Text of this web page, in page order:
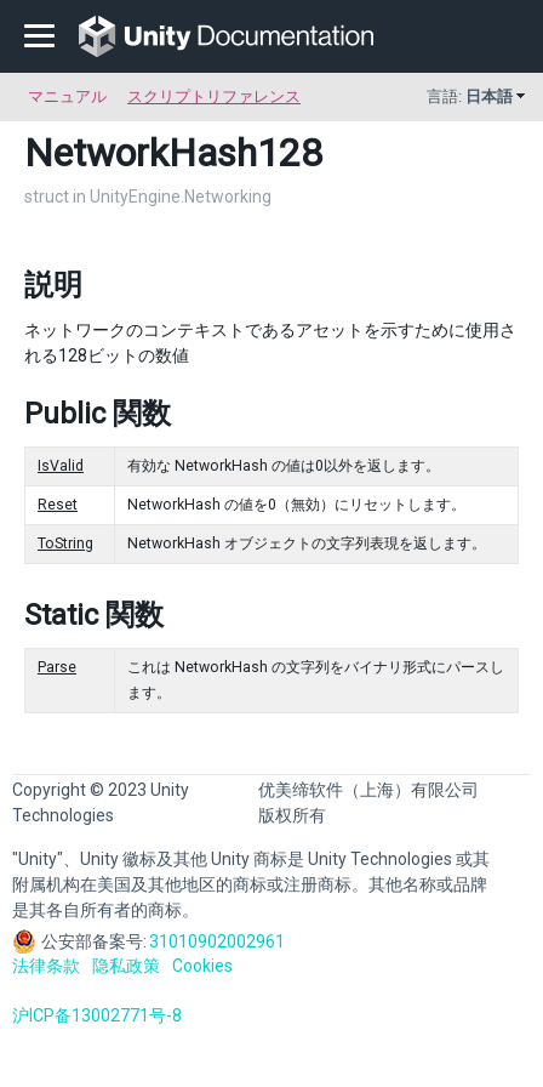
マニュアル スクリプトリファレンス 言語: 日本語
NetworkHash128
struct in UnityEngine.Networking
説明
ネットワークのコンテキストであるアセットを示すために使用さ
れる128ビットの数値
Public 関数
IsValid 有効な NetworkHash の値は0以外を返します。
Reset NetworkHash の値を0（無効）にリセットします。
ToString NetworkHash オブジェクトの文字列表現を返します。
Static 関数
Parse
これは NetworkHash の文字列をバイナリ形式にパースし
ます。
Copyright © 2023 Unity
Technologies
优美缔软件（上海）有限公司
版权所有
"Unity"、Unity 徽标及其他 Unity 商标是 Unity Technologies 或其
附属机构在美国及其他地区的商标或注册商标。其他名称或品牌
是其各自所有者的商标。
公安部备案号:31010902002961
法律条款
隐私政策 Cookies
沪ICP备13002771号-8